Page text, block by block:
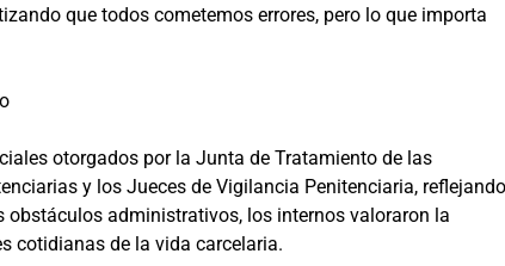
que todos cometemos errores, pero lo que importa
otorgados por la Junta de Tratamiento de las
y los Jueces de Vigilancia Penitenciaria, reflejando
obstáculos administrativos, los internos valoraron la
cotidianas de la vida carcelaria.